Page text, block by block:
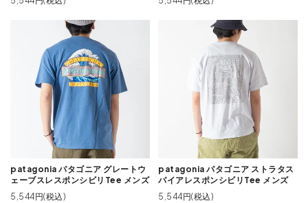
patagonia パタゴニア グレートウ
ェーブスレスポンシビリTee メンズ
5,544円(税込)
patagonia パタゴニア ストラタス
パイアレスポンシビリTee メンズ
5,544円(税込)